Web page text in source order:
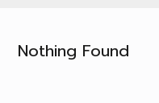
Nothing Found